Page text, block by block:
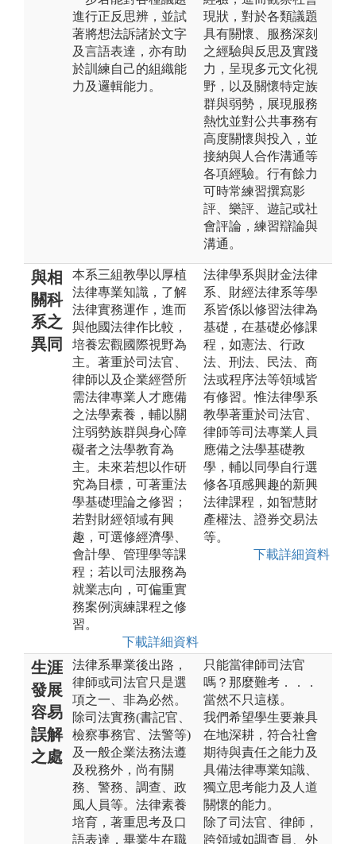
進行正反思辨，並試
著將想法訴諸於文字
及言語表達，亦有助
於訓練自己的組織能
力及邏輯能力。
現狀，對於各類議題
具有關懷、服務深刻
之經驗與反思及實踐
力，呈現多元文化視
野，以及關懷特定族
群與弱勢，展現服務
熱忱並對公共事務有
高度關懷與投入，並
接納與人合作溝通等
各項經驗。行有餘力
可時常練習撰寫影
評、樂評、遊記或社
會評論，練習辯論與
溝通。
與相
關科
系之
異同
本系三組教學以厚植
法律專業知識，了解
法律實務運作，進而
與他國法律作比較，
培養宏觀國際視野為
主。著重於司法官、
律師以及企業經營所
需法律專業人才應備
之法學素養，輔以關
注弱勢族群與身心障
礙者之法學教育為
主。未來若想以作研
究為目標，可著重法
學基礎理論之修習；
若對財經領域有興
趣，可選修經濟學、
會計學、管理學等課
程；若以司法服務為
就業志向，可偏重實
務案例演練課程之修
習。
下載詳細資料
法律學系與財金法律
系、財經法律系等學
系皆係以修習法律為
基礎，在基礎必修課
程，如憲法、行政
法、刑法、民法、商
法或程序法等領域皆
有修習。惟法律學系
教學著重於司法官、
律師等司法專業人員
應備之法學基礎教
學，輔以同學自行選
修各項感興趣的新興
法律課程，如智慧財
產權法、證券交易法
等。
下載詳細資料
生涯
發展
容易
誤解
之處
法律系畢業後出路，
律師或司法官只是選
項之一、非為必然。
除司法實務(書記官、
檢察事務官、法警等)
及一般企業法務法遵
及稅務外，尚有關
務、警務、調查、政
風人員等。法律素養
培育，著重思考及口
語表達，畢業生在職
只能當律師司法官
嗎？那麼難考．．．
當然不只這樣。
我們希望學生要兼具
在地深耕，符合社會
期待與責任之能力及
具備法律專業知識、
獨立思考能力及人道
關懷的能力。
除了司法官、律師，
跨領域如調查員、外